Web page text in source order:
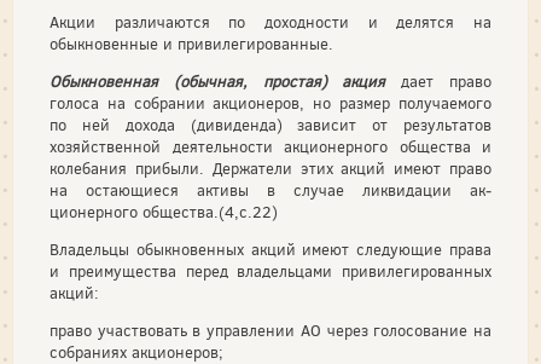
Акции различаются по доходности и делятся на
обыкновен­ные и привилегированные.
Обыкновенная (обычная, простая) акциядает право
голоса на собрании акционеров, но размер получаемого
по ней дохода (ди­виденда) зависит от результатов
хозяйственной деятельности ак­ционерного общества и
колебания прибыли. Держатели этих ак­ций имеют право
на остающиеся активы в случае ликвидации ак­
ционерного общества.(4,с.22)
Владельцы обыкновенных акций имеют следующие права
и преимущества перед владельцами привилегированных
акций:
право участвовать в управлении АО через голосование на
собраниях акционеров;